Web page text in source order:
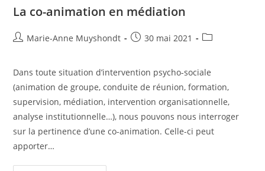
La co-animation en médiation
Marie-Anne Muyshondt 30 mai 2021
Dans toute situation d’intervention psycho-sociale
(animation de groupe, conduite de réunion, formation,
supervision, médiation, intervention organisationnelle,
analyse institutionnelle…), nous pouvons nous interroger
sur la pertinence d’une co-animation. Celle-ci peut
apporter…